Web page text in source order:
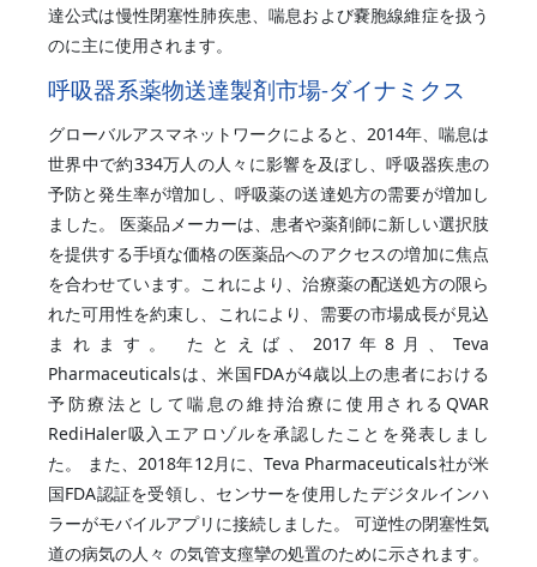
達公式は慢性閉塞性肺疾患、喘息および嚢胞線維症を扱う
のに主に使用されます。
呼吸器系薬物送達製剤市場-ダイナミクス
グローバルアスマネットワークによると、2014年、喘息は
世界中で約334万人の人々に影響を及ぼし、呼吸器疾患の
予防と発生率が増加し、呼吸薬の送達処方の需要が増加し
ました。 医薬品メーカーは、患者や薬剤師に新しい選択肢
を提供する手頃な価格の医薬品へのアクセスの増加に焦点
を合わせています。これにより、治療薬の配送処方の限ら
れた可用性を約束し、これにより、需要の市場成長が見込
まれます。 たとえば、2017年8月、Teva
Pharmaceuticalsは、米国FDAが4歳以上の患者における
予防療法として喘息の維持治療に使用されるQVAR
RediHaler吸入エアロゾルを承認したことを発表しまし
た。 また、2018年12月に、Teva Pharmaceuticals社が米
国FDA認証を受領し、センサーを使用したデジタルインハ
ラーがモバイルアプリに接続しました。 可逆性の閉塞性気
道の病気の人々 の気管支痙攣の処置のために示されます。